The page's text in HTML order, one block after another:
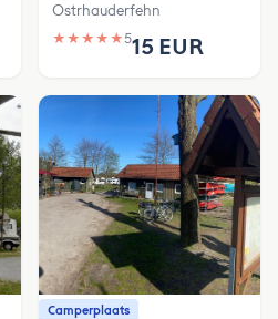
Ostrhauderfehn
★ ★ ★ ★ ★515 EUR
Camperplaats